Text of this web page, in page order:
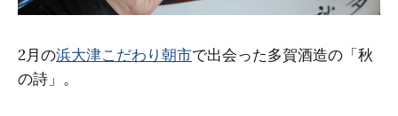
2月の浜大津こだわり朝市で出会った多賀酒造の「秋
の詩」。